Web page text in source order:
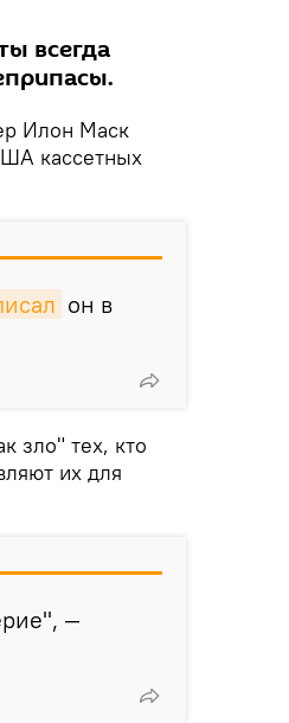
всегда
Илон Маск
кассетных
он в
зло" тех, кто
их для
—